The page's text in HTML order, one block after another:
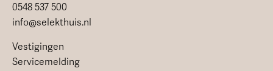
0548 537 500
info@selekthuis.nl
Vestigingen
Servicemelding